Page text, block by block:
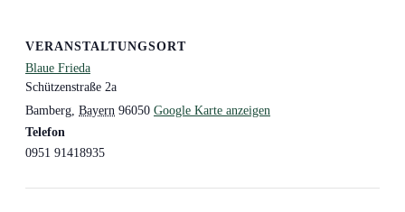
VERANSTALTUNGSORT
Blaue Frieda
Schützenstraße 2a
Bamberg Bayern 96050 Google Karte anzeigen
Telefon
0951 91418935